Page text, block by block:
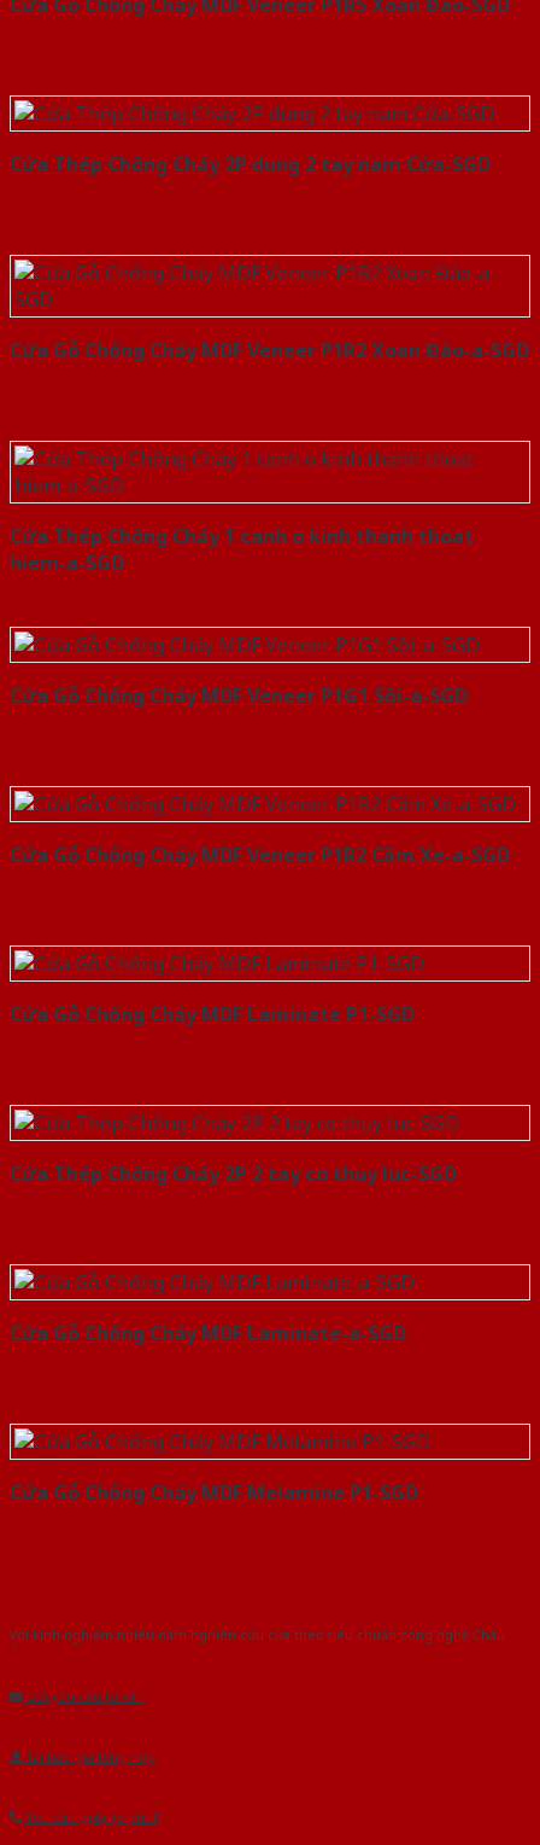
Cửa Thép Chống Cháy 2P dung 2 tay nam Cửa-SGD
Cửa Gỗ Chống Cháy MDF Veneer P1R2 Xoan Đào-a-SGD
Cửa Thép Chống Cháy 1 canh o kinh thanh thoat
hiem-a-SGD
Cửa Gỗ Chống Cháy MDF Veneer P1G1 Sồi-a-SGD
Cửa Gỗ Chống Cháy MDF Veneer P1R2 Căm Xe-a-SGD
Cửa Gỗ Chống Cháy MDF Laminate P1-SGD
Cửa Thép Chống Cháy 2P 2 tay co thuy luc-SGD
Cửa Gỗ Chống Cháy MDF Laminate-a-SGD
Cửa Gỗ Chống Cháy MDF Melamine P1-SGD
Với kinh nghiệm nhiêu năm nghiên cứu cửa theo tiêu chuẩn công nghệ Châu
Gửi yêu cầu tư vấn
Tải báo giá tổng hợp
Yêu cầu gọi lại (3 phút)